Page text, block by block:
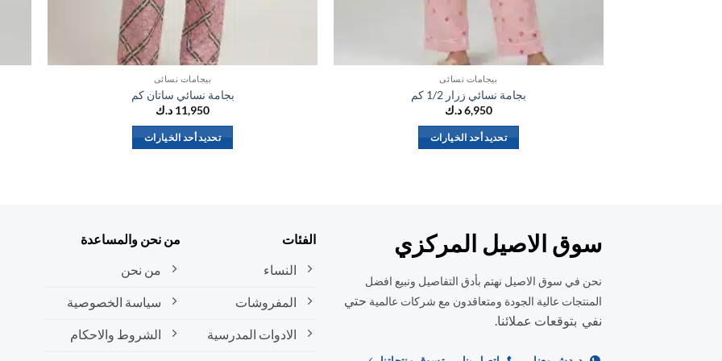
بيجامات نسائي
بجامة نسائي زرار 1/2 كم
6,950د.ك
تحديد أحد الخيارات
المختلفة
لهذا
يمكن
اختيار
بيجامات نسائي
بجامة نسائي ساتان كم
11,950 د.ك
تحديد أحد الخيارات
لهذا
المنتج.
اختيار
سوق الاصيل المركزي
نحن في سوق الاصيل نهتم بأدق التفاصيل ونبيع افضل
المنتجات عالية الجودة ومتعاقدون مع شركات عالمية حتي
نفي بتوقعات عملائنا.
الفئات
النساء
المفروشات
الادوات المدرسية
من نحن والمساعدة
من نحن
سياسة الخصوصية
الشروط والاحكام